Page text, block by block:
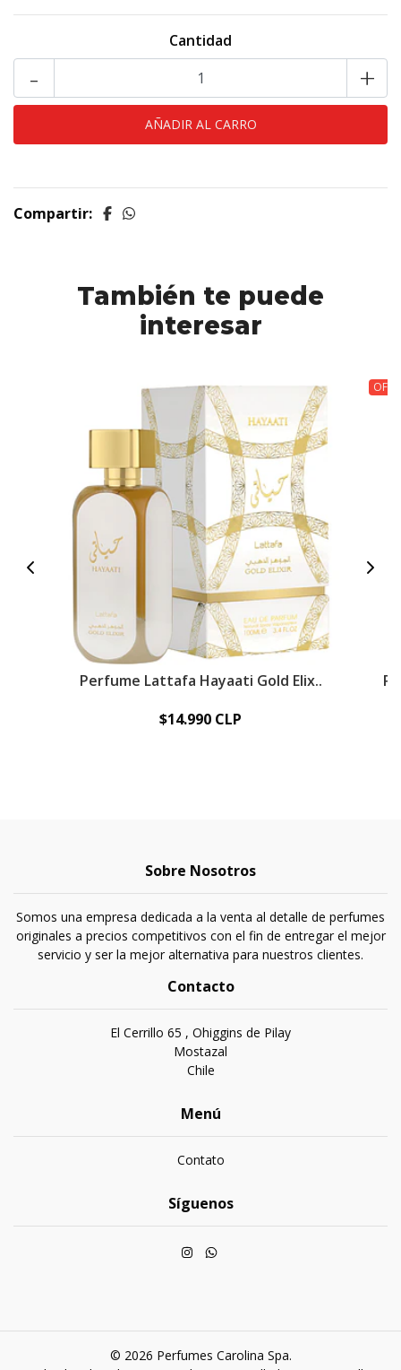
Cantidad
- +
Compartir:
También te puede
interesar
Perfume Lattafa Hayaati Gold Elix..
$14.990 CLP
Sobre Nosotros
Somos una empresa dedicada a la venta al detalle de perfumes
originales a precios competitivos con el fin de entregar el mejor
servicio y ser la mejor alternativa para nuestros clientes.
Contacto
El Cerrillo 65 , Ohiggins de Pilay
Mostazal
Chile
Menú
Contato
Síguenos
© 2026 Perfumes Carolina Spa.